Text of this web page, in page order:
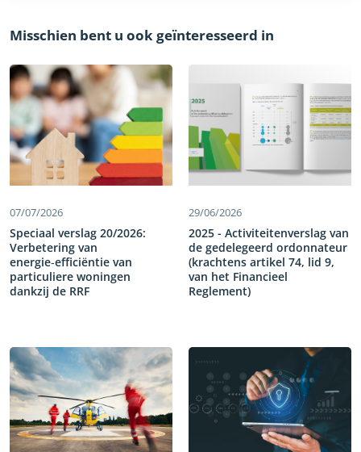
Misschien bent u ook geïnteresseerd in
07/07/2026
Speciaal verslag 20/2026:
Verbetering van
energie‑efficiëntie van
particuliere woningen
dankzij de RRF
van woongebouwen. In het kader van
de herstel‑ en veerkrachtfaciliteit is
43 miljard EUR uitgetrokken voor het
verbeteren van de energie‑efficiëntie
van deze gebouwen en het
terugdringen van het energieverbruik.
Onze werkzaamheden hebben
tekortkomingen aan het licht gebracht
29/06/2026
2025 - Activiteitenverslag van
de gedelegeerd ordonnateur
(krachtens artikel 74, lid 9,
van het Financieel
Reglement)